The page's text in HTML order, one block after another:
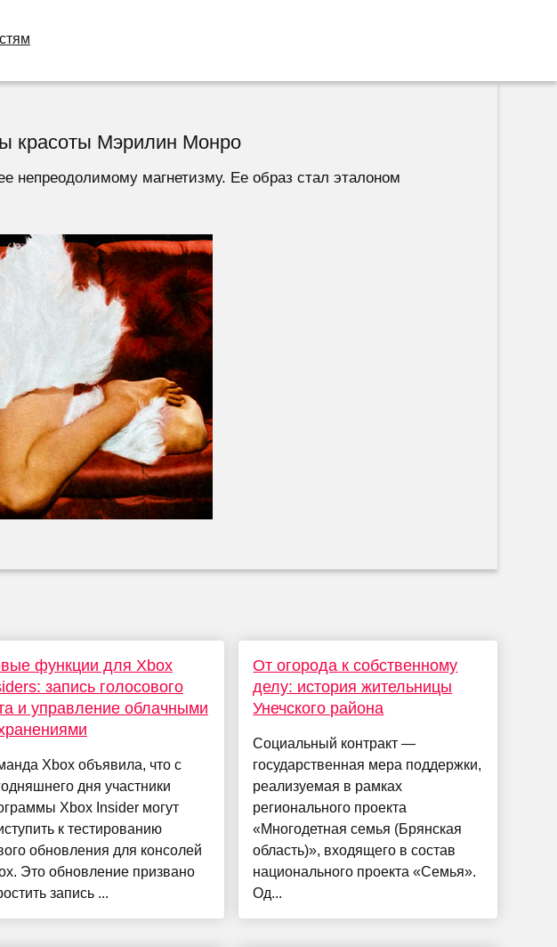
красоты Мэрилин Монро
магнетизму. Ее образ стал эталоном
функции для Xbox
запись голосового
и управление облачными
Xbox объявила, что с
дня участники
Xbox Insider могут
к тестированию
обновления для консолей
Это обновление призвано
запись ...
От огорода к собственному
делу: история жительницы
Унечского района
Социальный контракт —
государственная мера поддержки,
реализуемая в рамках
регионального проекта
«Многодетная семья (Брянская
область)», входящего в состав
национального проекта «Семья».
Од...